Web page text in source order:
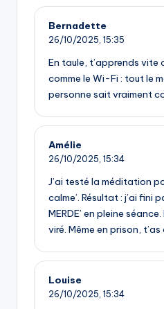
Bernadette
26/10/2025, 15:35
En taule, t’apprends vite
comme le Wi-Fi : tout le
personne sait vraiment
Amélie
26/10/2025, 15:34
J’ai testé la méditation
calme’. Résultat : j’ai fini
MERDE’ en pleine
viré. Même en prison, t’as
Louise
26/10/2025, 15:34